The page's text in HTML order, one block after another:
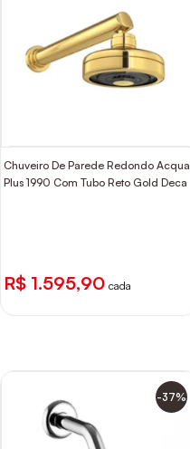
Chuveiro De Parede Redondo Acqua
Plus 1990 Com Tubo Reto Gold Deca
R$ 1.595,90 cada
-37%